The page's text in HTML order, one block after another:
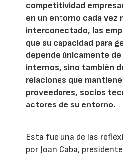
competitividad
en un entorno cada vez
interconectado, las
que su capacidad para
depende únicamente
internos, sino también
relaciones que
proveedores, socios
actores de su entorno.
Esta fue una de las
por Joan Caba,